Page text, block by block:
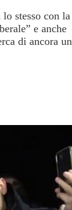
stesso con la
e anche
di ancora un